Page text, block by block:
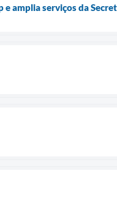
amplia serviços da